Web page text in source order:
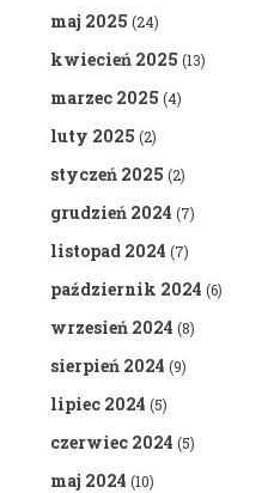
maj 2025 (24)
kwiecień 2025 (13)
marzec 2025 (4)
luty 2025 (2)
styczeń 2025 (2)
grudzień 2024 (7)
listopad 2024 (7)
październik 2024 (6)
wrzesień 2024 (8)
sierpień 2024 (9)
lipiec 2024 (5)
czerwiec 2024 (5)
maj 2024 (10)